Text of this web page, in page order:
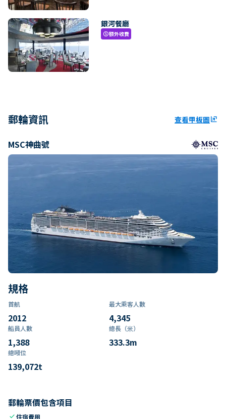
銀河餐廳
paid額外收費
郵輪資訊 查看甲板圖ungroup
MSC神曲號
規格
首航
2012
最大乘客人數
4,345
船員人數
1,388
總長（米）
333.3m
總噸位
139,072t
郵輪票價包含項目
check住宿費用